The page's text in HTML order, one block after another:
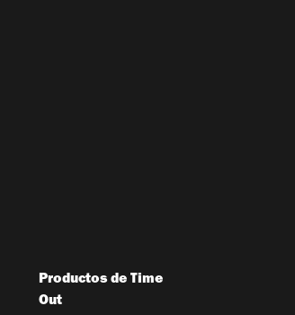
Productos de Time
Out